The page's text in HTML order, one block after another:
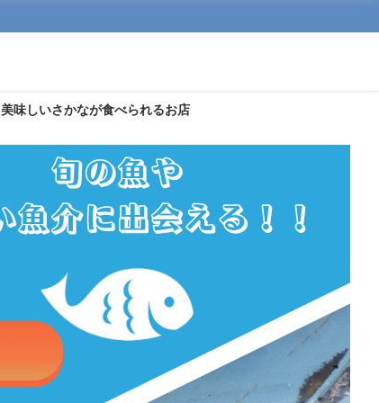
美味しいさかなが食べられるお店